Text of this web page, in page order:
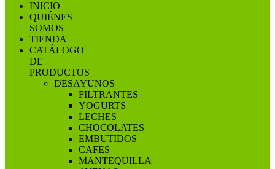
INICIO
QUIÉNES
SOMOS
TIENDA
CATÁLOGO
DE
PRODUCTOS
DESAYUNOS
FILTRANTES
YOGURTS
LECHES
CHOCOLATES
EMBUTIDOS
CAFES
MANTEQUILLA